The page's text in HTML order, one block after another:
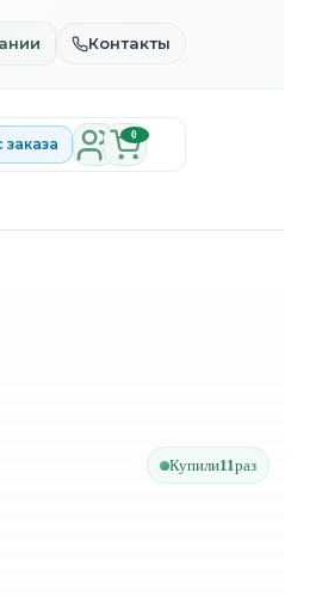
Контакты
заказа
0
Купили11раз